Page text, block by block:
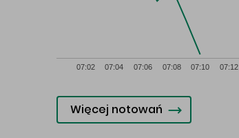
07:02 07:04 07:06 07:08 07:10 07:12
Więcej notowań